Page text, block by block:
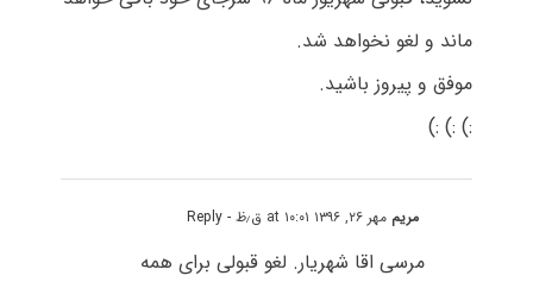
ماند و لغو نخواهد شد.
موفق و پیروز باشید.
:) :) :)
مریم مهر ۲۶, ۱۳۹۶ at ۱۰:۰۱ ق٫ظ - Reply
مرسی اقا شهریار. لغو قبولی برای همه